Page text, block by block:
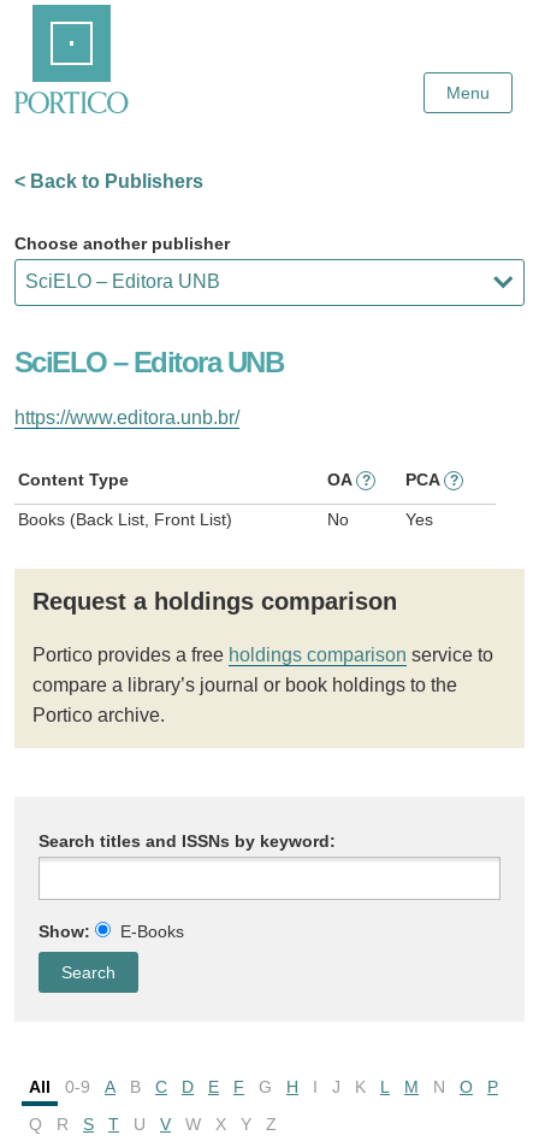
Content
Menu
< Back to Publishers
Choose another publisher
SciELO – Editora UNB
https://www.editora.unb.br/
Content Type OA ? PCA ?
Books (Back List, Front List) No Yes
Request a holdings comparison
Portico provides a free holdings comparison service to
compare a library’s journal or book holdings to the
Portico archive.
Search titles and ISSNs by keyword:
Show: E-Books
All 0-9 A B C D E F G H I J K L M N O
P
Q
R S T U V W X Y
Z